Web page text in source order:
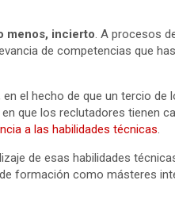
menos, incierto. A procesos
de competencias que
el hecho de que un tercio de
en que los reclutadores tienen
a las habilidades técnicas.
de esas habilidades
formación como másteres